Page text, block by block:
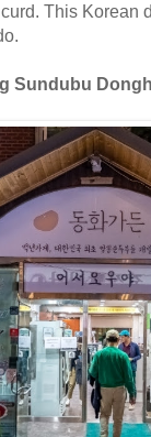
This Korean
Sundubu